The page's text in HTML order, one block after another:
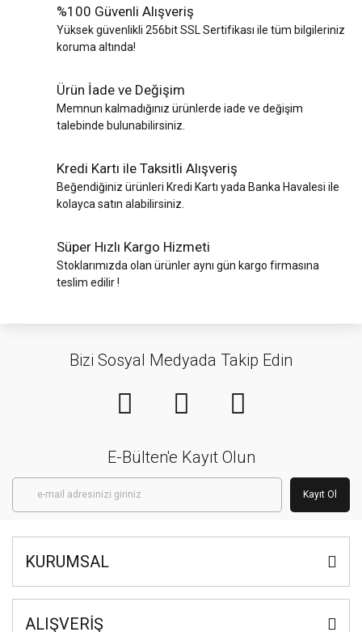
%100 Güvenli Alışveriş
Yüksek güvenlikli 256bit SSL Sertifikası ile tüm bilgileriniz
koruma altında!
Ürün İade ve Değişim
Memnun kalmadığınız ürünlerde iade ve değişim
talebinde bulunabilirsiniz.
Kredi Kartı ile Taksitli Alışveriş
Beğendiğiniz ürünleri Kredi Kartı yada Banka Havalesi ile
kolayca satın alabilirsiniz.
Süper Hızlı Kargo Hizmeti
Stoklarımızda olan ürünler aynı gün kargo firmasına
teslim edilir !
Bizi Sosyal Medyada Takip Edin
E-Bülten'e Kayıt Olun
Kayıt Ol
KURUMSAL
ALIŞVERİŞ